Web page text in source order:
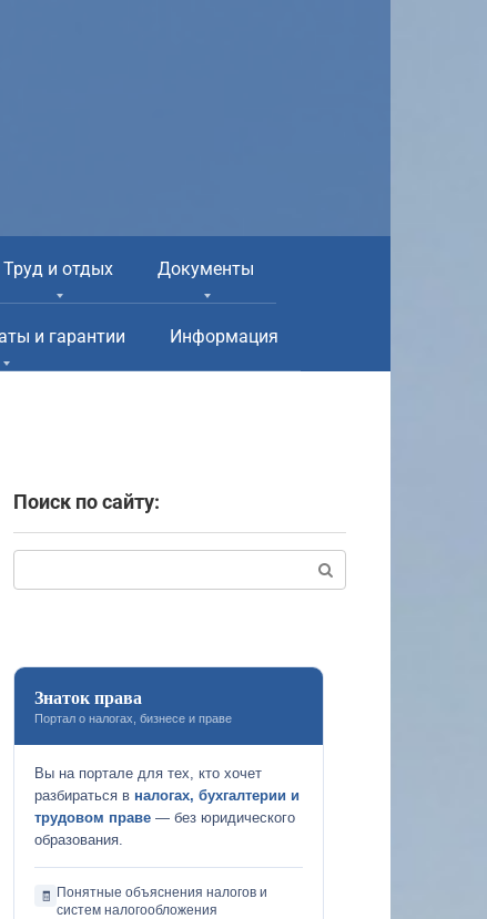
Труд и отдых Документы
и гарантии Информация
Поиск по сайту:
Знаток права
Портал о налогах, бизнесе и праве
Вы на портале для тех, кто хочет
разбираться в налогах, бухгалтерии и
трудовом праве — без юридического
образования.
🧾
Понятные объяснения налогов и
систем налогообложения